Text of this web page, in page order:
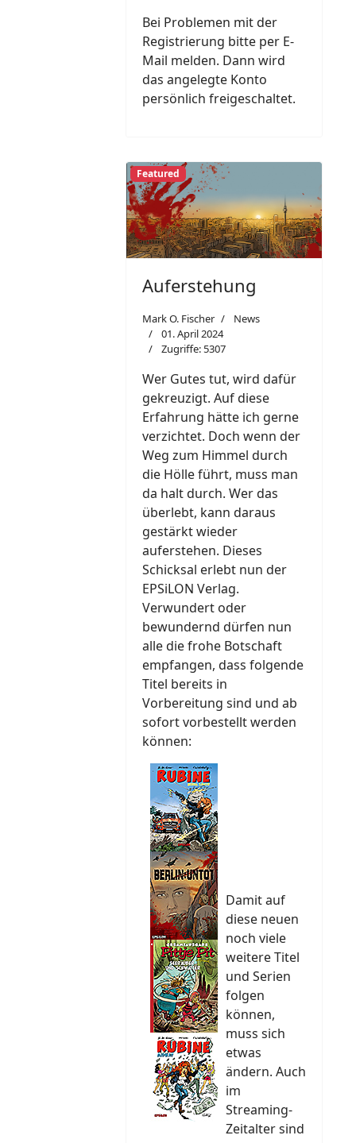
Bei Problemen mit der
Registrierung bitte per E-
Mail melden. Dann wird
das angelegte Konto
persönlich freigeschaltet.
Featured
Auferstehung
Mark O. Fischer
News
01. April 2024
Zugriffe: 5307
Wer Gutes tut, wird dafür
gekreuzigt. Auf diese
Erfahrung hätte ich gerne
verzichtet. Doch wenn der
Weg zum Himmel durch
die Hölle führt, muss man
da halt durch. Wer das
überlebt, kann daraus
gestärkt wieder
auferstehen. Dieses
Schicksal erlebt nun der
EPSiLON Verlag.
Verwundert oder
bewundernd dürfen nun
alle die frohe Botschaft
empfangen, dass folgende
Titel bereits in
Vorbereitung sind und ab
sofort vorbestellt werden
können:
Damit auf
diese neuen
noch viele
weitere Titel
und Serien
folgen
können,
muss sich
etwas
ändern. Auch
im
Streaming-
Zeitalter sind